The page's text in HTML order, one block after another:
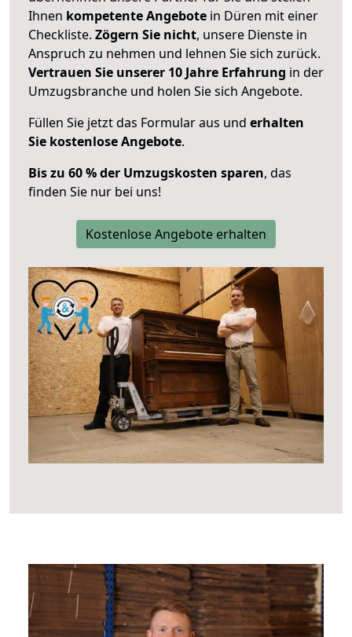
Ihnen kompetente Angebote in Düren mit einer
Checkliste. Zögern Sie nicht, unsere Dienste in
Anspruch zu nehmen und lehnen Sie sich zurück.
Vertrauen Sie unserer 10 Jahre Erfahrung in der
Umzugsbranche und holen Sie sich Angebote.
Füllen Sie jetzt das Formular aus und erhalten
Sie kostenlose Angebote.
Bis zu 60 % der Umzugskosten sparen, das
finden Sie nur bei uns!
Kostenlose Angebote erhalten